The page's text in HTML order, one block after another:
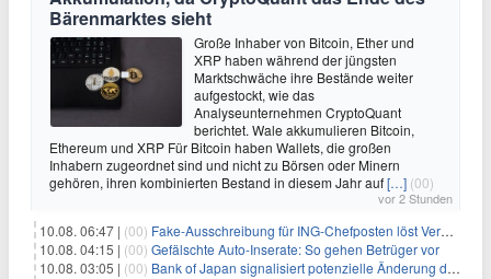
Bärenmarktes sieht
Große Inhaber von Bitcoin, Ether und
XRP haben während der jüngsten
Marktschwäche ihre Bestände weiter
aufgestockt, wie das
Analyseunternehmen CryptoQuant
berichtet. Wale akkumulieren Bitcoin,
Ethereum und XRP Für Bitcoin haben Wallets, die großen
Inhabern zugeordnet sind und nicht zu Börsen oder Minern
gehören, ihren kombinierten Bestand in diesem Jahr auf[…] (00)
vor 2 Stunden
10.08. 06:47 | (00) Fake-Ausschreibung für ING-Chefposten löst Verwirrung aus
10.08. 04:15 | (00) Gefälschte Auto-Inserate: So gehen Betrüger vor
10.08. 03:05 | (00) Bank of Japan signalisiert potenzielle Änderung der Zinspolitik angesichts von Inflationsbedenken